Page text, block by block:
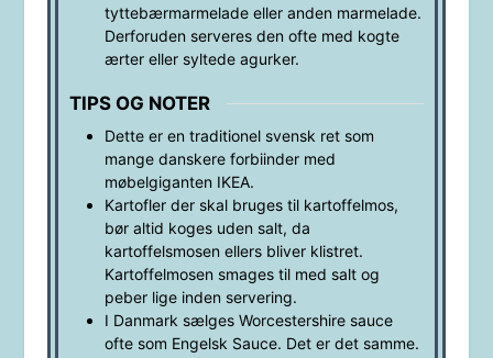
tyttebærmarmelade eller anden marmelade.
Derforuden serveres den ofte med kogte
ærter eller syltede agurker.
TIPS OG NOTER
Dette er en traditionel svensk ret som
mange danskere forbiinder med
møbelgiganten IKEA.
Kartofler der skal bruges til kartoffelmos,
bør altid koges uden salt, da
kartoffelsmosen ellers bliver klistret.
Kartoffelmosen smages til med salt og
peber lige inden servering.
I Danmark sælges Worcestershire sauce
ofte som Engelsk Sauce. Det er det samme.